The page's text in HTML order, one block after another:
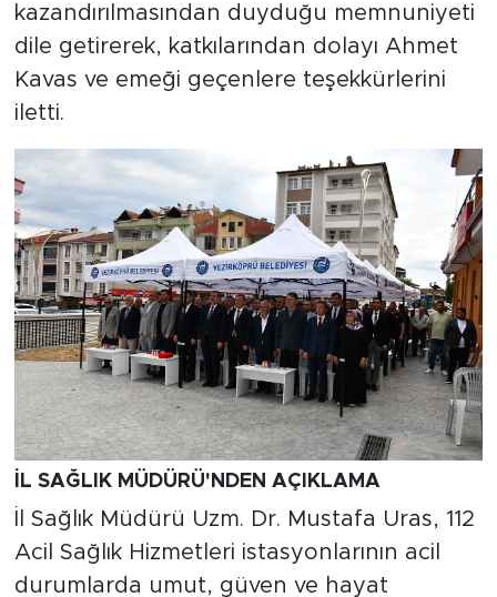
kazandırılmasından duyduğu memnuniyeti
dile getirerek, katkılarından dolayı Ahmet
Kavas ve emeği geçenlere teşekkürlerini
iletti.
İL SAĞLIK MÜDÜRÜ'NDEN AÇIKLAMA
İl Sağlık Müdürü Uzm. Dr. Mustafa Uras, 112
Acil Sağlık Hizmetleri istasyonlarının acil
durumlarda umut, güven ve hayat